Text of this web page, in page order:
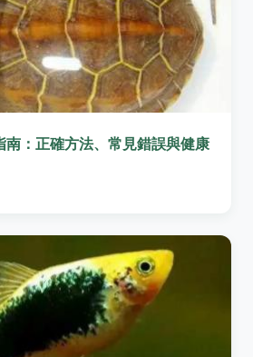
南：正確方法、常見錯誤與健康